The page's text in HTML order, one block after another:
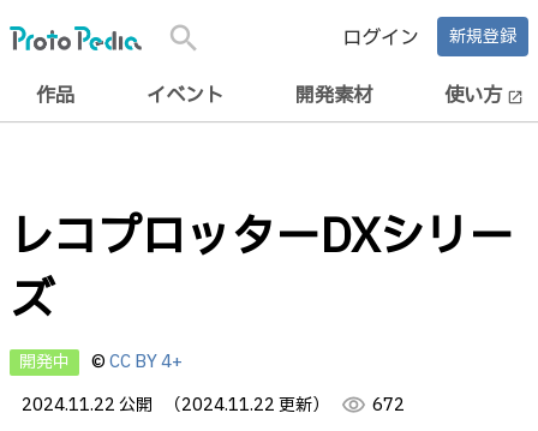
search ログイン 新規登録
作品 イベント 開発素材 使い方 open_in_new
レコプロッターDXシリー
ズ
開発中 ©CC BY 4+
2024.11.22 公開
（2024.11.22 更新） visibility 672